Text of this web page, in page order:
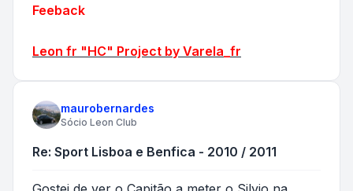
Feeback
Leon fr "HC" Project by Varela_fr
maurobernardes
Sócio Leon Club
Re: Sport Lisboa e Benfica - 2010 / 2011